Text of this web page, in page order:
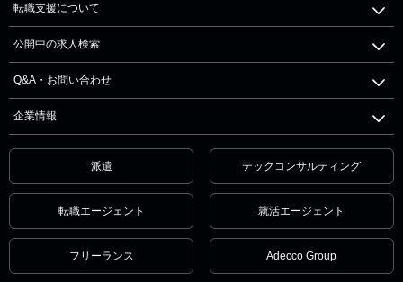
転職支援について
公開中の求人検索
Q&A・お問い合わせ
企業情報
派遣 テックコンサルティング
転職エージェント 就活エージェント
フリーランス Adecco Group